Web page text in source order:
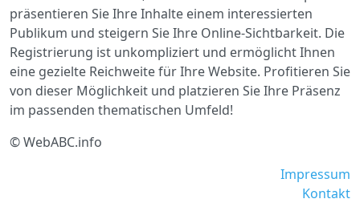
präsentieren Sie Ihre Inhalte einem interessierten
Publikum und steigern Sie Ihre Online-Sichtbarkeit. Die
Registrierung ist unkompliziert und ermöglicht Ihnen
eine gezielte Reichweite für Ihre Website. Profitieren Sie
von dieser Möglichkeit und platzieren Sie Ihre Präsenz
im passenden thematischen Umfeld!
© WebABC.info
Impressum
Kontakt